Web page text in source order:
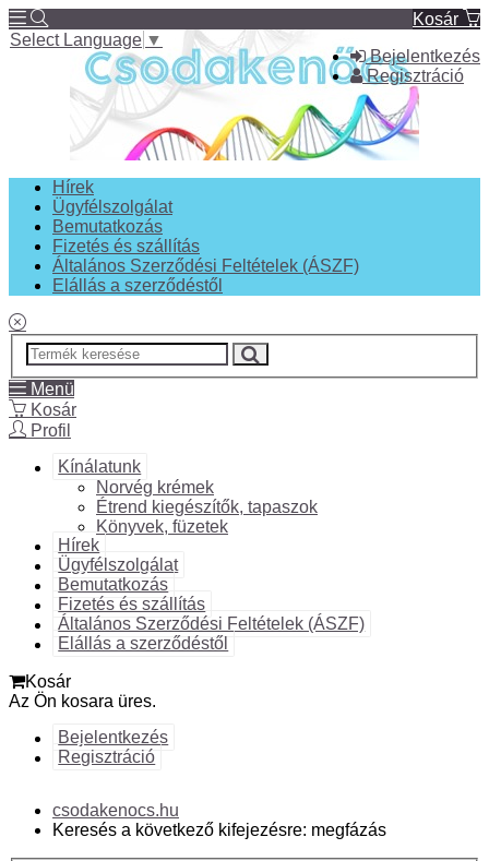
Kosár
Bejelentkezés
Regisztráció
Select Language ▼
Hírek
Ügyfélszolgálat
Bemutatkozás
Fizetés és szállítás
Általános Szerződési Feltételek (ÁSZF)
Elállás a szerződéstől
Menü
Kosár
Profil
Kínálatunk
Norvég krémek
Étrend kiegészítők, tapaszok
Könyvek, füzetek
Hírek
Ügyfélszolgálat
Bemutatkozás
Fizetés és szállítás
Általános Szerződési Feltételek (ÁSZF)
Elállás a szerződéstől
Kosár
Az Ön kosara üres.
Bejelentkezés
Regisztráció
csodakenocs.hu
Keresés a következő kifejezésre: megfázás